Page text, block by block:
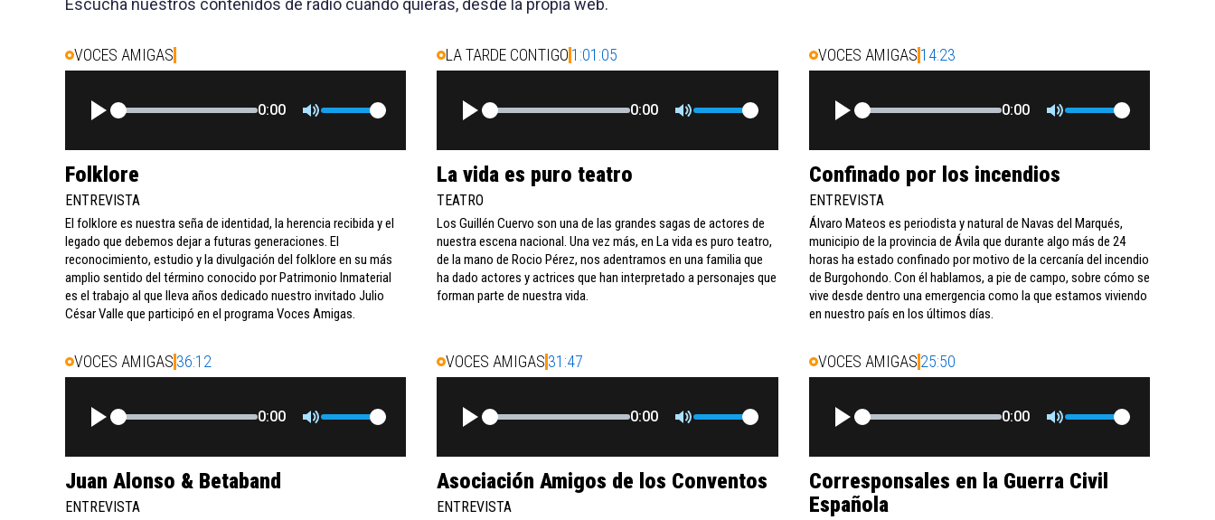
VOCES AMIGAS
0:00
Folklore
ENTREVISTA
El folklore es nuestra seña de identidad, la herencia recibida y el
legado que debemos dejar a futuras generaciones. El
reconocimiento, estudio y la divulgación del folklore en su más
amplio sentido del término conocido por Patrimonio Inmaterial
es el trabajo al que lleva años dedicado nuestro invitado Julio
César Valle que participó en el programa Voces Amigas.
LA TARDE CONTIGO 1:01:05
0:00
La vida es puro teatro
TEATRO
Los Guillén Cuervo son una de las grandes sagas de actores de
nuestra escena nacional. Una vez más, en La vida es puro teatro,
de la mano de Rocio Pérez, nos adentramos en una familia que
ha dado actores y actrices que han interpretado a personajes que
forman parte de nuestra vida.
VOCES AMIGAS 14:23
0:00
Confinado por los incendios
ENTREVISTA
Álvaro Mateos es periodista y natural de Navas del Marqués,
municipio de la provincia de Ávila que durante algo más de 24
horas ha estado confinado por motivo de la cercanía del incendio
de Burgohondo. Con él hablamos, a pie de campo, sobre cómo se
vive desde dentro una emergencia como la que estamos viviendo
en nuestro país en los últimos días.
VOCES AMIGAS 36:12
0:00
Juan Alonso & Betaband
ENTREVISTA
VOCES AMIGAS 31:47
0:00
Asociación Amigos de los Conventos
ENTREVISTA
VOCES AMIGAS 25:50
0:00
Corresponsales en la Guerra Civil
Española